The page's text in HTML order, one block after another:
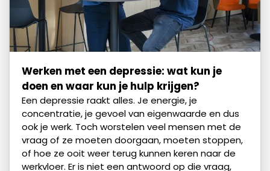
Werken met een depressie: wat kun je
doen en waar kun je hulp krijgen?
Een depressie raakt alles. Je energie, je
concentratie, je gevoel van eigenwaarde en dus
ook je werk. Toch worstelen veel mensen met de
vraag of ze moeten doorgaan, moeten stoppen,
of hoe ze ooit weer terug kunnen keren naar de
werkvloer. Er is niet een antwoord op die vraag,